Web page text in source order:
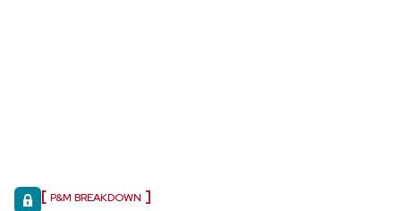
P&M BREAKDOWN